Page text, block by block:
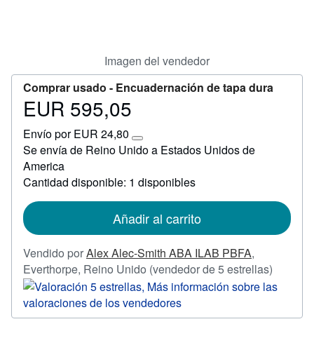
Imagen del vendedor
Comprar usado - Encuadernación de tapa dura
Precio
595,05
EUR 595,05
Envío por EUR 24,80
Más
información
tarifas
Se envía de Reino Unido a Estados Unidos de
America
Cantidad disponible: 1 disponibles
Añadir al carrito
Vendido porAlex Alec-Smith ABA ILAB PBFA,
Everthorpe, Reino Unido (vendedor de 5 estrellas)
del
5